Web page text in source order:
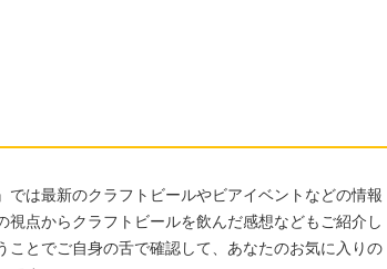
では最新のクラフトビールやビアイベントなどの情報
視点からクラフトビールを飲んだ感想などもご紹介し
ことでご自身の舌で確認して、あなたのお気に入りの